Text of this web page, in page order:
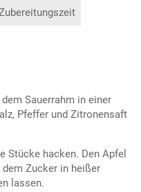
Sauerrahm in einer
Pfeffer und Zitronensaft
Stücke hacken. Den Apfel
Zucker in heißer
lassen.